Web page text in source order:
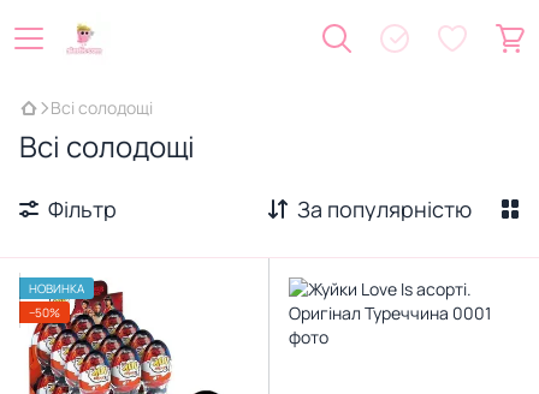
Всі солодощі
Всі солодощі
Фільтр За популярністю
НОВИНКА
−50%